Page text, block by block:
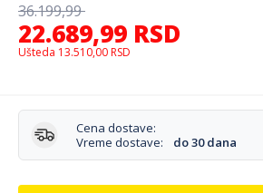
22.689,99 RSD
36.199,99
Ušteda 13.510,00 RSD
Cena dostave:
Vreme dostave:
do 30 dana